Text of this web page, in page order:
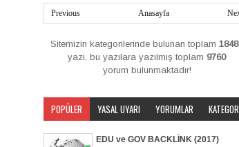
Previous Anasayfa
Sitemizin kategorilerinde bulunan toplam
yazı, bu yazılara yazılmış toplam 9760
yorum bulunmaktadır!
POPÜLER YASAL UYARI YORUMLAR
EDU ve GOV BACKLİNK (2017)